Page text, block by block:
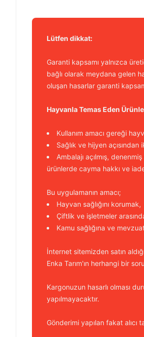
Lütfen dikkat:
Garanti kapsamı yalnızca
bağlı olarak meydana gelen
oluşan hasarlar garanti
Hayvanla Temas Eden
Kullanım amacı gereği
Sağlık ve hijyen
Ambalajı açılmış,
ürünlerde cayma hakkı ve
Bu uygulamanın amacı;
Hayvan sağlığını korumak,
Çiftlik ve işletmeler
Kamu sağlığına ve
İnternet sitemizden satın
Enka Tarım'ın herhangi bir
Kargonuzun hasarlı olması
yapılmayacaktır.
Gönderimi yapılan fakat